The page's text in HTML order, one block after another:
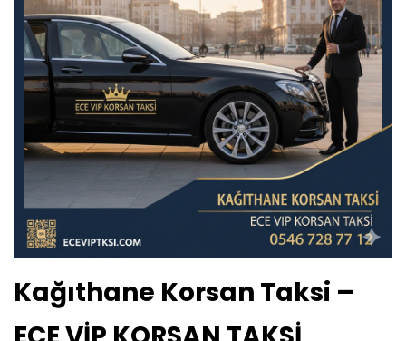
Kağıthane Korsan Taksi –